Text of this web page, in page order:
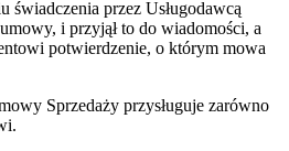
świadczenia przez Usługodawcą
i przyjął to do wiadomości, a
potwierdzenie, o którym mowa
Sprzedaży przysługuje zarówno